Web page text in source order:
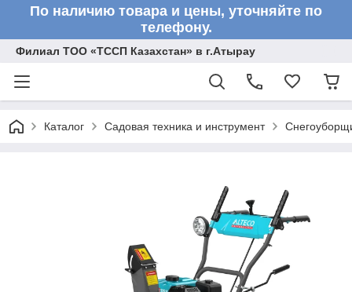
По наличию товара и цены, уточняйте по
телефону.
Филиал ТОО «ТССП Казахстан» в г.Атырау
Каталог Садовая техника и инструмент